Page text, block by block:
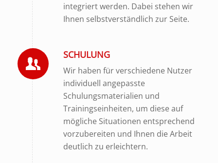
integriert werden. Dabei stehen wir
Ihnen selbstverständlich zur Seite.
SCHULUNG
Wir haben für verschiedene Nutzer
individuell angepasste
Schulungsmaterialien und
Trainingseinheiten, um diese auf
mögliche Situationen entsprechend
vorzubereiten und Ihnen die Arbeit
deutlich zu erleichtern.